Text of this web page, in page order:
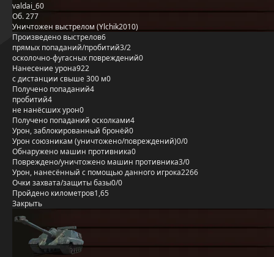
valdai_60
Об. 277
Уничтожен выстрелом (Ylchik2010)
Произведено выстрелов6
прямых попаданий/пробитий3/2
осколочно-фугасных повреждений0
Нанесение урона922
с дистанции свыше 300 м0
Получено попаданий4
пробитий4
не нанёсших урон0
Получено попаданий осколками4
Урон, заблокированный бронёй0
Урон союзникам (уничтожено/повреждений)0/0
Обнаружено машин противника0
Повреждено/уничтожено машин противника3/0
Урон, нанесённый с помощью данного игрока2266
Очки захвата/защиты базы0/0
Пройдено километров1,65
Закрыть